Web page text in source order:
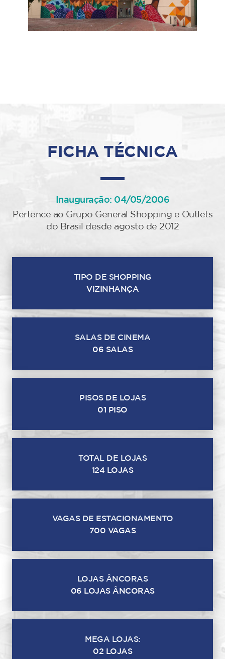
FICHA TÉCNICA
Inauguração: 04/05/2006
Pertence ao Grupo General Shopping e Outlets
do Brasil desde agosto de 2012
TIPO DE SHOPPING
VIZINHANÇA
SALAS DE CINEMA
06 SALAS
PISOS DE LOJAS
01 PISO
TOTAL DE LOJAS
124 LOJAS
VAGAS DE ESTACIONAMENTO
700 VAGAS
LOJAS ÂNCORAS
06 LOJAS ÂNCORAS
MEGA LOJAS:
02 LOJAS